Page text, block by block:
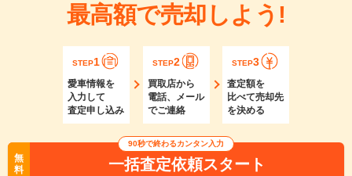
最高額で売却しよう!
STEP1
愛車情報を
入力して
査定申し込み
STEP2
買取店から
電話、メール
でご連絡
STEP3
査定額を
比べて売却先
を決める
無
料
90秒で終わるカンタン入力
一括査定依頼スタート